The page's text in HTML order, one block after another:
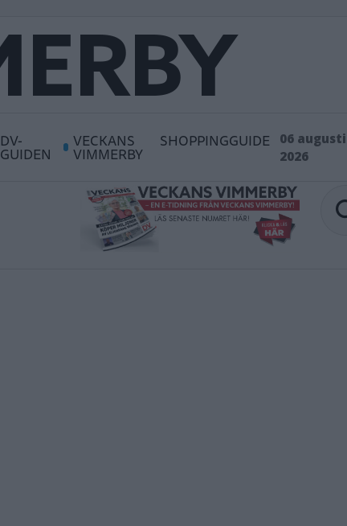
DV-
GUIDEN
VECKANS
VIMMERBY
SHOPPINGGUIDE
06 augusti
2026